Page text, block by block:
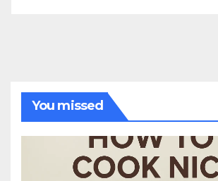
You missed